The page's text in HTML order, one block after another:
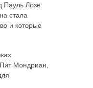
Пауль Лозе:
стала
и которые
Мондриан,